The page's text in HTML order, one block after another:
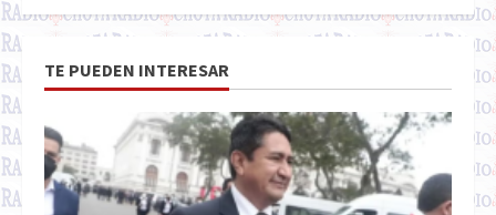
TE PUEDEN INTERESAR